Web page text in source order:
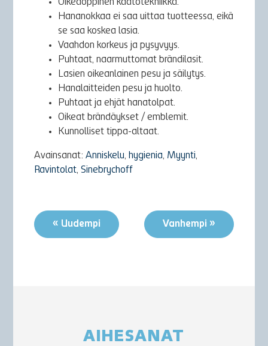
Oikeaoppinen kaatotekniikka.
Hananokkaa ei saa uittaa tuotteessa, eikä
se saa koskea lasia.
Vaahdon korkeus ja pysyvyys.
Puhtaat, naarmuttomat brändilasit.
Lasien oikeanlainen pesu ja säilytys.
Hanalaitteiden pesu ja huolto.
Puhtaat ja ehjät hanatolpat.
Oikeat brändäykset / emblemit.
Kunnolliset tippa-altaat.
Avainsanat:Anniskelu, hygienia, Myynti,
Ravintolat,Sinebrychoff
Vanhempi »
« Uudempi
AIHESANAT